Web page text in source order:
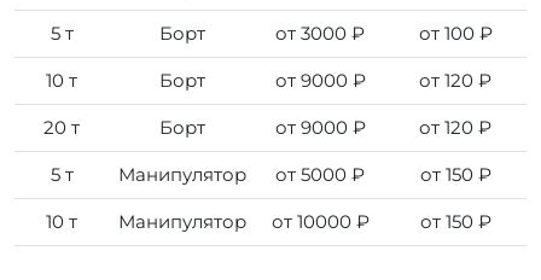
5 т Борт от 3000 ₽ от 100 ₽
10 т Борт от 9000 ₽ от 120 ₽
20 т Борт от 9000 ₽ от 120 ₽
5 т Манипулятор от 5000 ₽ от 150 ₽
10 т Манипулятор от 10000 ₽ от 150 ₽